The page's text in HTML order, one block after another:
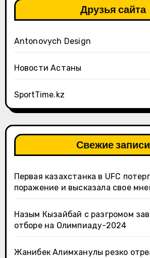
Друзья сайта
Antonovych Design
Новости Астаны
SportTime.kz
Свежие записи
Первая казахстанка в UFC
поражение и высказала свое
Назым Кызайбай с разгромом
отборе на Олимпиаду-2024
Жанибек Алимханулы резко